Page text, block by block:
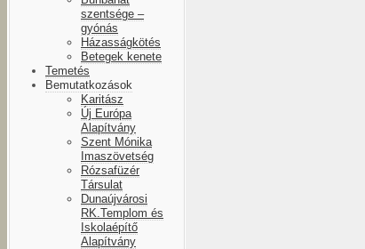
szentsége –
gyónás
Házasságkötés
Betegek kenete
Temetés
Bemutatkozások
Karitász
Új Európa
Alapítvány
Szent Mónika
Imaszövetség
Rózsafüzér
Társulat
Dunaújvárosi
RK.Templom és
Iskolaépítő
Alapítvány